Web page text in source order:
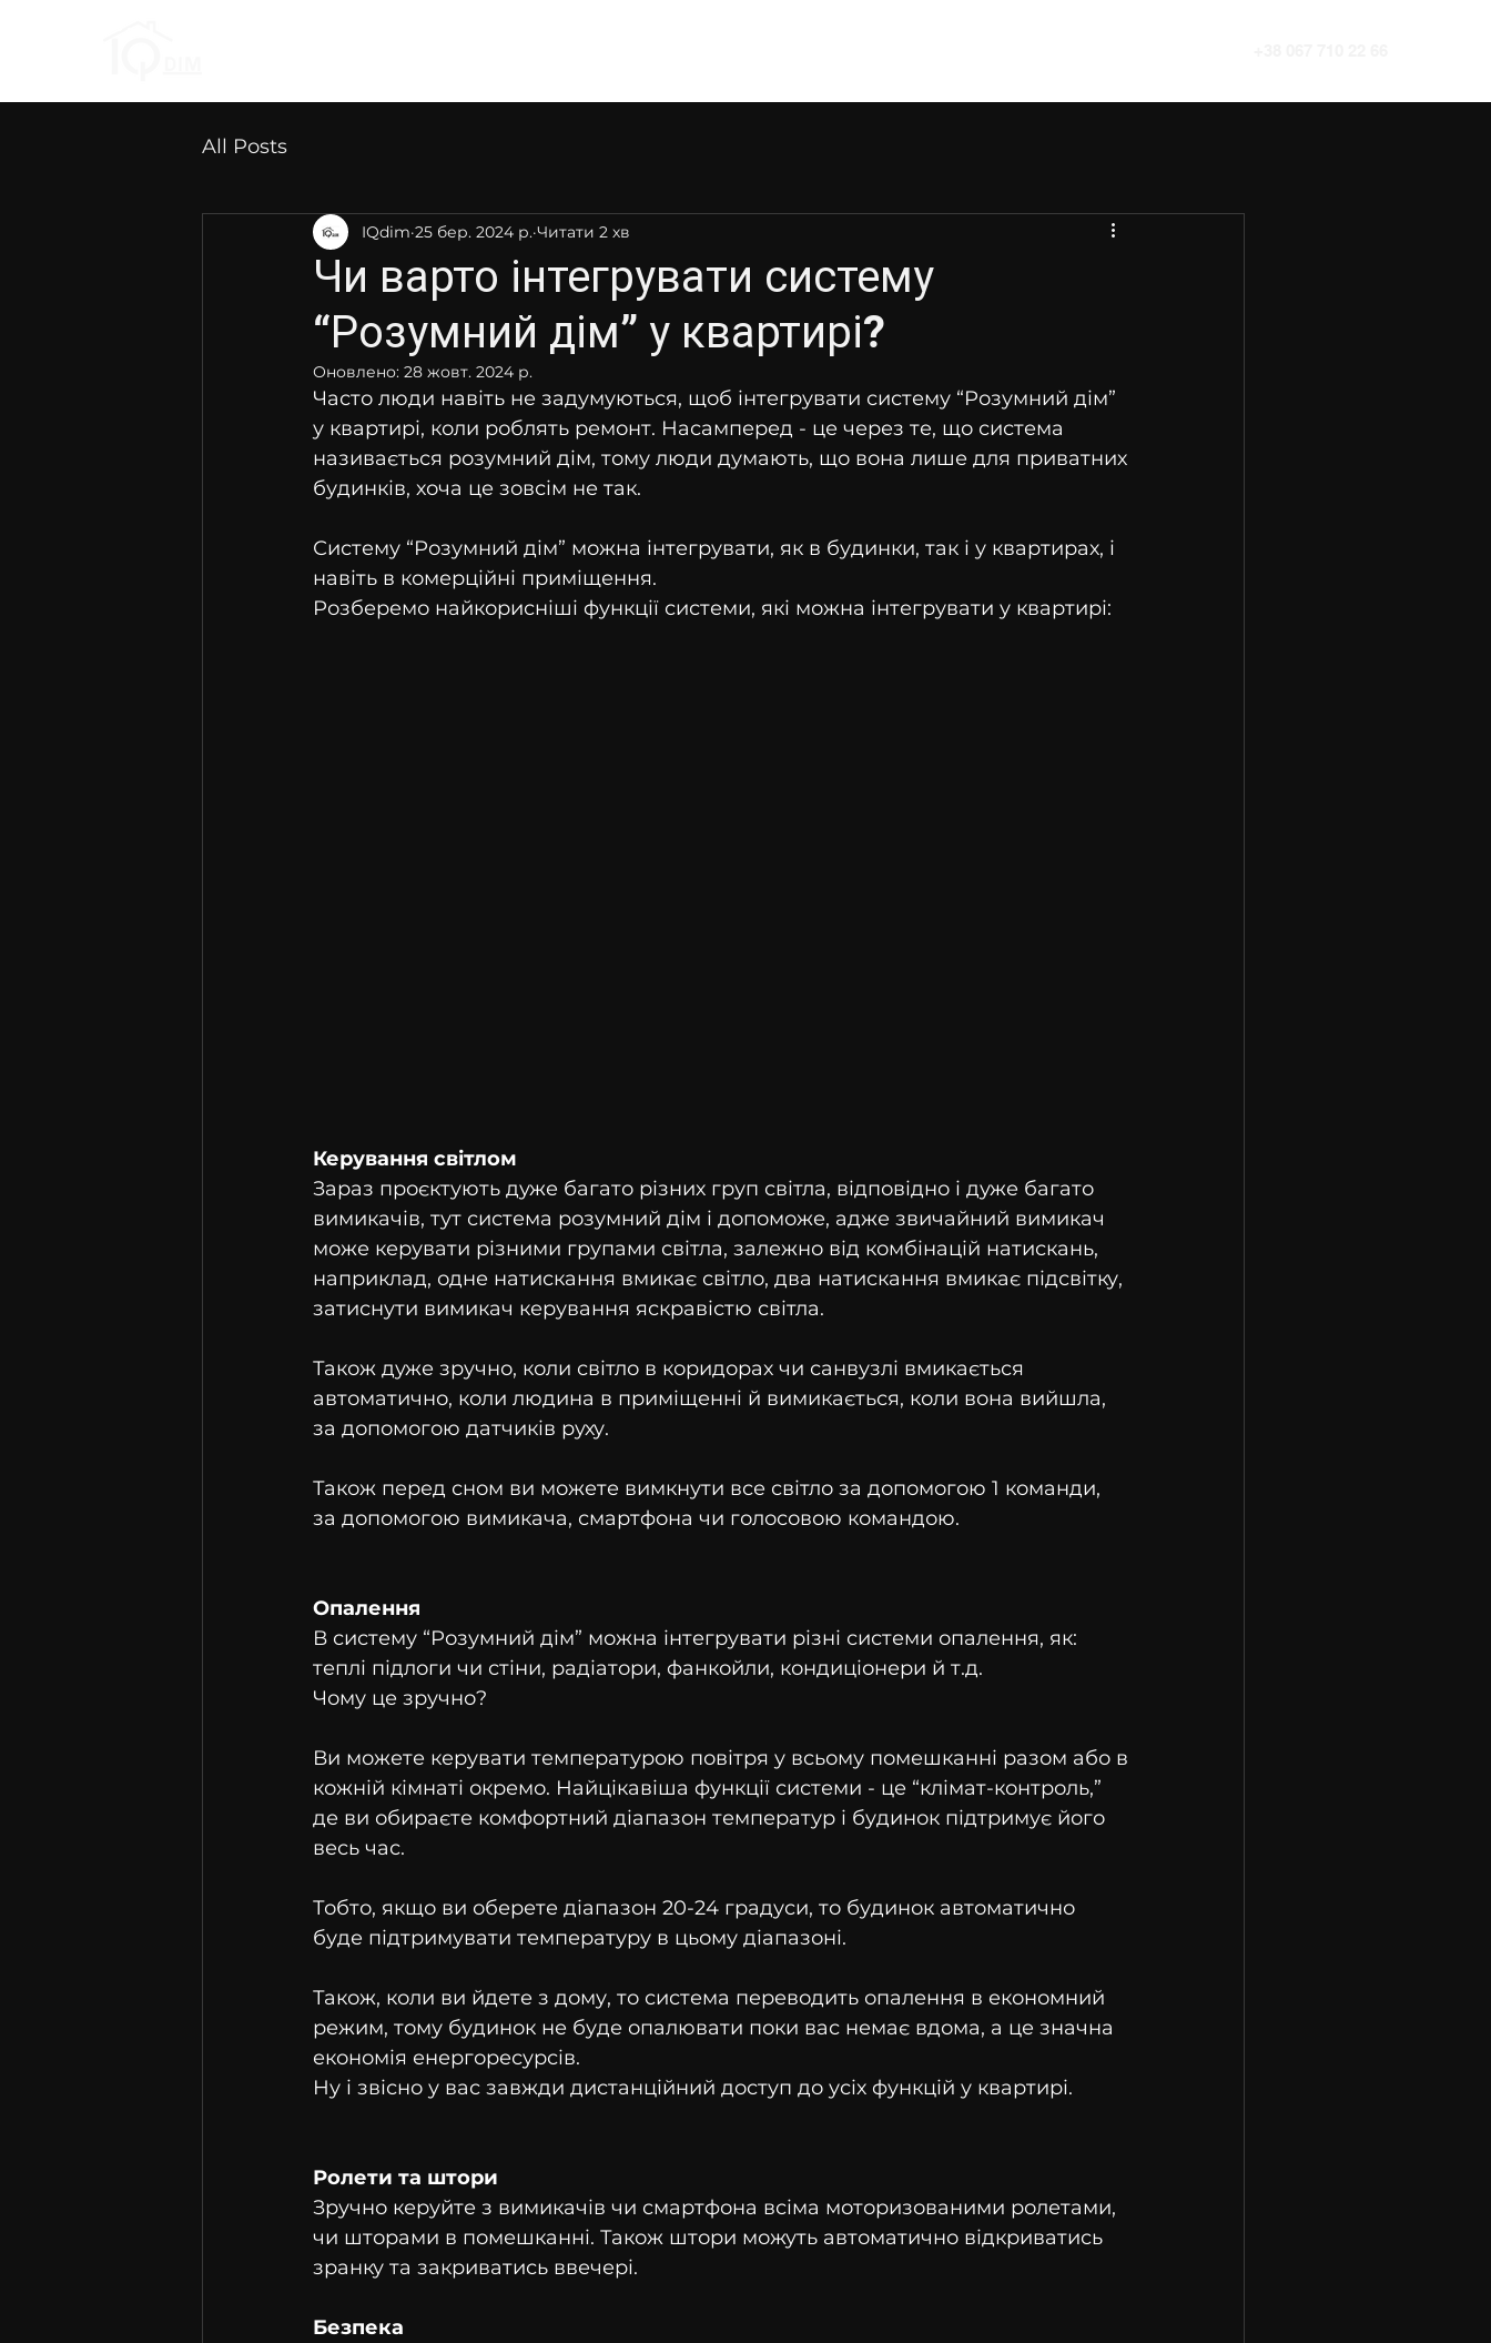
All Posts
Чи варто інтегрувати систему
“Розумний дім” у квартирі?
IQdim 25 бер. 2024 р. Читати 2 хв
Оновлено: 28 жовт. 2024 р.
Часто люди навіть не задумуються, щоб інтегрувати систему “Розумний дім”
у квартирі, коли роблять ремонт. Насамперед - це через те, що система
називається розумний дім, тому люди думають, що вона лише для приватних
будинків, хоча це зовсім не так.
Систему “Розумний дім” можна інтегрувати, як в будинки, так і у квартирах, і
навіть в комерційні приміщення.
Розберемо найкорисніші функції системи, які можна інтегрувати у квартирі:
Керування світлом
Зараз проєктують дуже багато різних груп світла, відповідно і дуже багато
вимикачів, тут система розумний дім і допоможе, адже звичайний вимикач
може керувати різними групами світла, залежно від комбінацій натискань,
наприклад, одне натискання вмикає світло, два натискання вмикає підсвітку,
затиснути вимикач керування яскравістю світла.
Також дуже зручно, коли світло в коридорах чи санвузлі вмикається
автоматично, коли людина в приміщенні й вимикається, коли вона вийшла,
за допомогою датчиків руху.
Також перед сном ви можете вимкнути все світло за допомогою 1 команди,
за допомогою вимикача, смартфона чи голосовою командою.
Опалення
В систему “Розумний дім” можна інтегрувати різні системи опалення, як:
теплі підлоги чи стіни, радіатори, фанкойли, кондиціонери й т.д.
Чому це зручно?
Ви можете керувати температурою повітря у всьому помешканні разом або в
кожній кімнаті окремо. Найцікавіша функції системи - це “клімат-контроль,”
де ви обираєте комфортний діапазон температур і будинок підтримує його
весь час.
Тобто, якщо ви оберете діапазон 20-24 градуси, то будинок автоматично
буде підтримувати температуру в цьому діапазоні.
Також, коли ви йдете з дому, то система переводить опалення в економний
режим, тому будинок не буде опалювати поки вас немає вдома, а це значна
економія енергоресурсів.
Ну і звісно у вас завжди дистанційний доступ до усіх функцій у квартирі.
Ролети та штори
Зручно керуйте з вимикачів чи смартфона всіма моторизованими ролетами,
чи шторами в помешканні. Також штори можуть автоматично відкриватись
зранку та закриватись ввечері.
Безпека